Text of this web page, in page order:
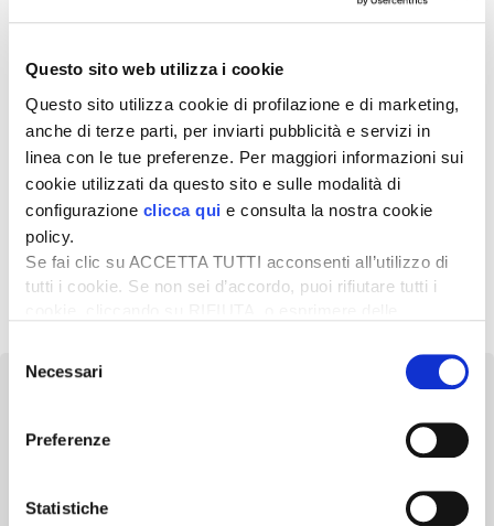
Questo sito web utilizza i cookie
Questo sito utilizza cookie di profilazione e di marketing,
anche di terze parti, per inviarti pubblicità e servizi in
linea con le tue preferenze. Per maggiori informazioni sui
cookie utilizzati da questo sito e sulle modalità di
configurazione clicca qui e consulta la nostra cookie
policy.
Se fai clic su ACCETTA TUTTI acconsenti all’utilizzo di
tutti i cookie. Se non sei d’accordo, puoi rifiutare tutti i
desideri accettare e cliccando ACCETTA SELEZIONATI.
delNecessari
Preferenze
Statistiche
Copa e Cogeca contro il
troppo
31 Marzo 2026
Scatta l’allarme costi per le
aziende agricole
Scopri un servizio d'informazione di alta qualità. Tagliato sulle tue